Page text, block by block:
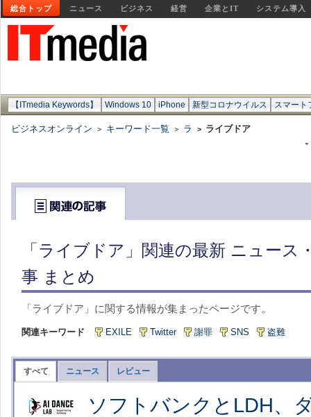
総合トップ ニュース ビジネス 経営 企業とIT システム導入
【ITmedia Keywords】 Windows 10 iPhone 新型コロナウイルス スマート
ビジネスオンライン > キーワード一覧 > ラ > ライブドア
「ライブドア」関連の最新 ニュース
事 まとめ
「ライブドア」に関する情報が集まったページです。
関連キーワード EXILE Twitter 謝罪 SNS 盗難
すべて ニュース レビュー
ソフトバンクとLDH、